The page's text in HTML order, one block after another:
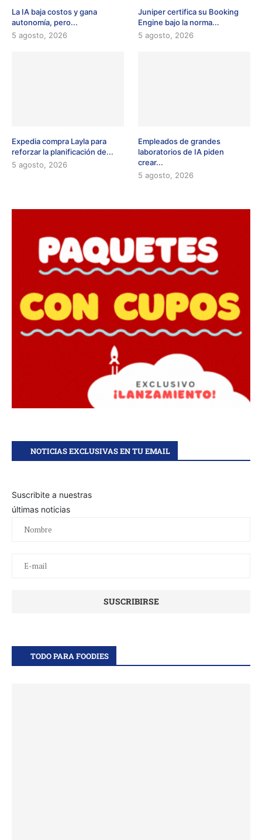
La IA baja costos y gana
autonomía, pero...
5 agosto, 2026
Juniper certifica su Booking
Engine bajo la norma...
5 agosto, 2026
Expedia compra Layla para
reforzar la planificación de...
5 agosto, 2026
Empleados de grandes
laboratorios de IA piden
crear...
5 agosto, 2026
NOTICIAS EXCLUSIVAS EN TU EMAIL
Suscribite a nuestras
últimas noticias
TODO PARA FOODIES